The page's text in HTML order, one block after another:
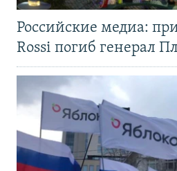
Российские медиа:
Rossi погиб генерал